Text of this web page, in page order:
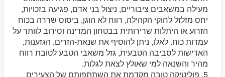
מעילה במשאבים ציבוריים, ניצול בני אדם, פגיעה בזכויות,
יחס מזלזל לחוקי הקהילה, רווח לא הוגן, ביסוס שררה בכוח
הזרוע או היתלות שרירותית בבטחון המדינה וסירוב לוותר על
עמדות כוח. לאלו, ניתן להוסיף את שנאת-הזרים, הגזענות,
האדישות לסביבה הטבעית, גזל משאבי הטבע לטובת רווח
מהיר והשנאה למי שאולץ לצאת לגלות.
5. פוליטיקה טובה מקדמת את השתתפותם של הצעירים